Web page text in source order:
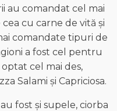
au comandat cel mai
cu carne de vită și
comandate tipuri de
a fost cel pentru
cel mai des,
Salami și Capriciosa.
fost și supele, ciorba